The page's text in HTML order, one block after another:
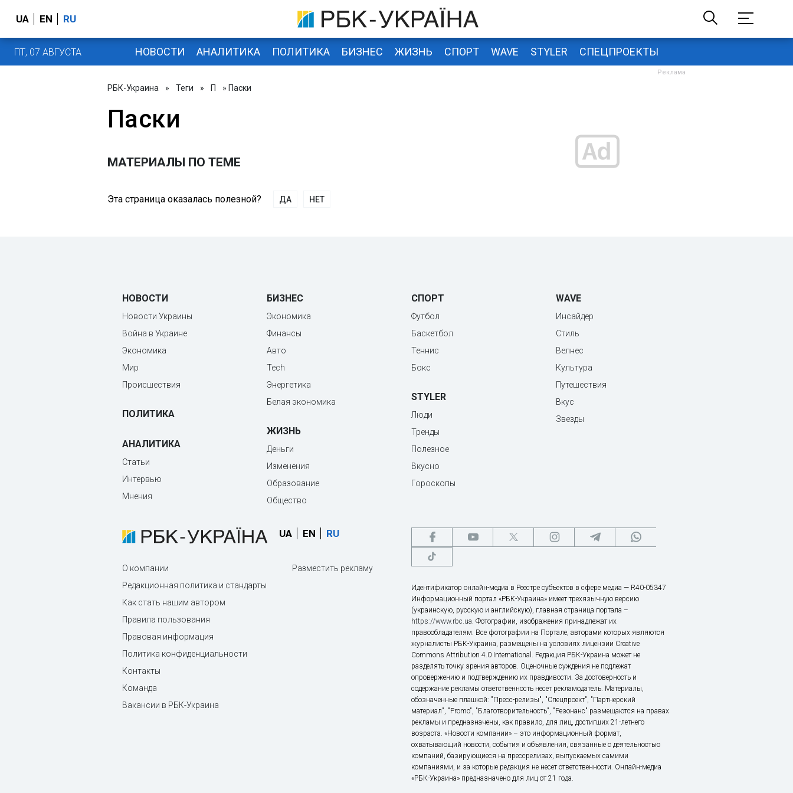
UA EN RU
ПТ, 07 АВГУСТА НОВОСТИ АНАЛИТИКА ПОЛИТИКА БИЗНЕС ЖИЗНЬ СПОРТ WAVE STYLER СПЕЦПРОЕКТЫ
РБК-Украина » Теги » П » Паски
Паски
МАТЕРИАЛЫ ПО ТЕМЕ
Эта страница оказалась полезной? ДА НЕТ
НОВОСТИ
Новости Украины
Война в Украине
Экономика
Мир
Происшествия
ПОЛИТИКА
АНАЛИТИКА
Статьи
Интервью
Мнения
БИЗНЕС
Экономика
Финансы
Авто
Tech
Энергетика
Белая экономика
ЖИЗНЬ
Деньги
Изменения
Образование
Общество
СПОРТ
Футбол
Баскетбол
Теннис
Бокс
STYLER
Люди
Тренды
Полезное
Вкусно
Гороскопы
WAVE
Инсайдер
Стиль
Велнес
Культура
Путешествия
Вкус
Звезды
UA EN RU
О компании
Редакционная политика и стандарты
Как стать нашим автором
Правила пользования
Правовая информация
Политика конфиденциальности
Контакты
Команда
Вакансии в РБК-Украина
Разместить рекламу
Идентификатор онлайн-медиа в Реестре субъектов в сфере медиа — R40-05347
Информационный портал «РБК-Украина» имеет трехязычную версию
(украинскую, русскую и английскую), главная страница портала –
https://www.rbc.ua. Фотографии, изображения принадлежат их
правообладателям. Все фотографии на Портале, авторами которых являются
журналисты РБК-Украина, размещены на условиях лицензии Creative
Commons Attribution 4.0 International. Редакция РБК-Украина может не
разделять точку зрения авторов. Оценочные суждения не подлежат
опровержению и подтверждению их правдивости. За достоверность и
содержание рекламы ответственность несет рекламодатель. Материалы,
обозначенные плашкой: "Пресс-релизы", "Спецпроект", "Партнерский
материал", "Promo", "Благотворительность", "Резонанс" размещаются на правах
рекламы и предназначены, как правило, для лиц, достигших 21-летнего
возраста. «Новости компании» – это информационный формат,
охватывающий новости, события и объявления, связанные с деятельностью
компаний, базирующиеся на прессрелизах, выпускаемых самими
компаниями, и за которые редакция не несет ответственности. Онлайн-медиа
«РБК-Украина» предназначено для лиц от 21 года.